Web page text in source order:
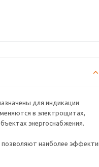
для индикации
в электрощитах,
энергоснабжения.
наиболее